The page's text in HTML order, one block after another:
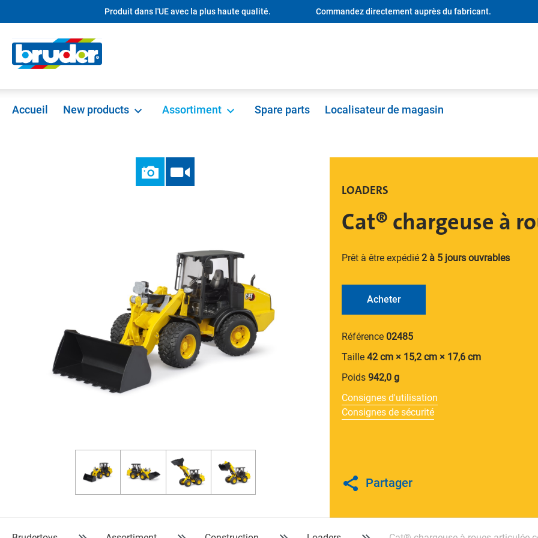
Passer à la navigation principale
Produit dans l'UE avec la plus haute qualité. Commandez directement auprès du fabricant.
Accueil New products Assortiment Spare parts Localisateur de magasin
LOADERS
Cat® chargeuse à
Prêt à être expédié 2 à 5 jours ouvrables
Acheter
Référence 02485
Taille 42 cm × 15,2 cm × 17,6 cm
Poids 942,0 g
Consignes d'utilisation
Consignes de sécurité
Partager